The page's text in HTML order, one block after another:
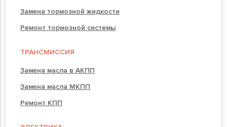
Замена тормозной жидкости
Ремонт тормозной системы
ТРАНСМИССИЯ
Замена масла в АКПП
Замена масла МКПП
Ремонт КПП